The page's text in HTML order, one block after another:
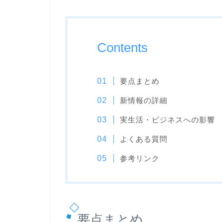
Contents
要点まとめ
新情報の詳細
実生活・ビジネスへの影響
よくある質問
参考リンク